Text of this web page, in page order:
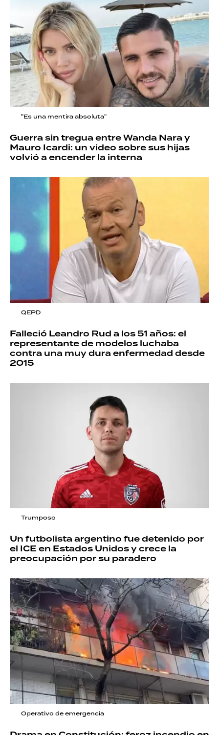
"Es una mentira absoluta"
Guerra sin tregua entre Wanda Nara y
Mauro Icardi: un video sobre sus hijas
volvió a encender la interna
QEPD
Falleció Leandro Rud a los 51 años: el
representante de modelos luchaba
contra una muy dura enfermedad desde
2015
Trumposo
Un futbolista argentino fue detenido por
el ICE en Estados Unidos y crece la
preocupación por su paradero
Operativo de emergencia